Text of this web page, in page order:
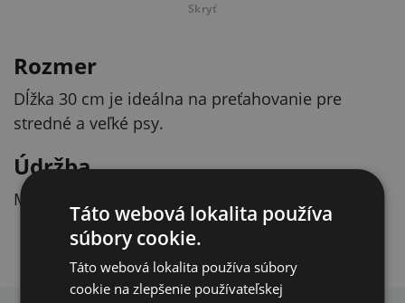
Skryť
Rozmer
Dĺžka 30 cm je ideálna na preťahovanie pre
stredné a veľké psy.
Údržba
Možno prať v práčke na 30 °C.
Táto webová lokalita používa
súbory cookie.
Táto webová lokalita používa súbory
cookie na zlepšenie používateľskej